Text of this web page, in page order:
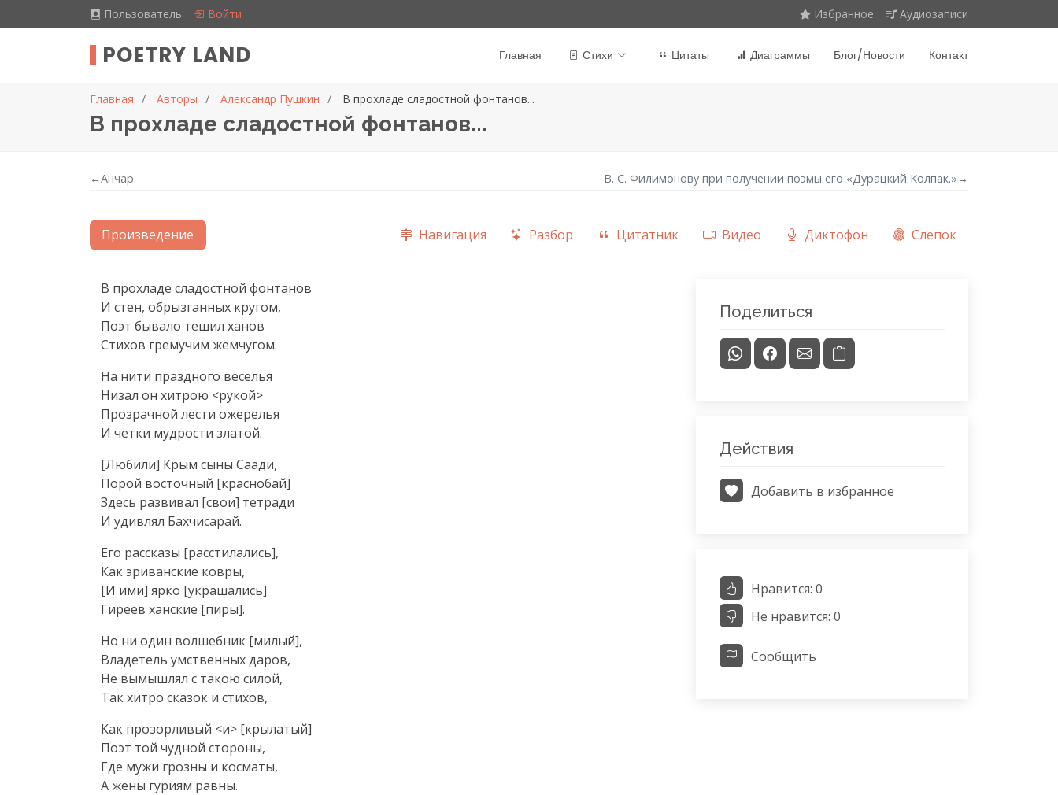
Пользователь Войти Избранное Аудиозаписи
POETRY LAND Главная Стихи Цитаты Диаграммы Блог/Новости Контакт
Главная Авторы Александр Пушкин В прохладе сладостной фонтанов...
В прохладе сладостной фонтанов...
←Анчар В. С. Филимонову при получении поэмы его «Дурацкий Колпак.» →
Произведение Навигация Разбор Цитатник Видео Диктофон Слепок
Текст произведения
В прохладе сладостной фонтанов
И стен, обрызганных кругом,
Поэт бывало тешил ханов
Стихов гремучим жемчугом.
На нити праздного веселья
Низал он хитрою <рукой>
Прозрачной лести ожерелья
И четки мудрости златой.
[Любили] Крым сыны Саади,
Порой восточный [краснобай]
Здесь развивал [свои] тетради
И удивлял Бахчисарай.
Его рассказы [расстилались],
Как эриванские ковры,
[И ими] ярко [украшались]
Гиреев ханские [пиры].
Но ни один волшебник [милый],
Владетель умственных даров,
Не вымышлял с такою силой,
Так хитро сказок и стихов,
Как прозорливый <и> [крылатый]
Поэт той чудной стороны,
Где мужи грозны и косматы,
А жены гуриям равны.
Поделиться
Действия
Добавить в избранное
Нравится: 0
Не нравится: 0
Сообщить